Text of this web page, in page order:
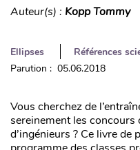
Auteur(s) : Kopp Tommy
Ellipses
Références
Parution : 05.06.2018
Vous cherchez de
sereinement les concours
d’ingénieurs ? Ce livre de